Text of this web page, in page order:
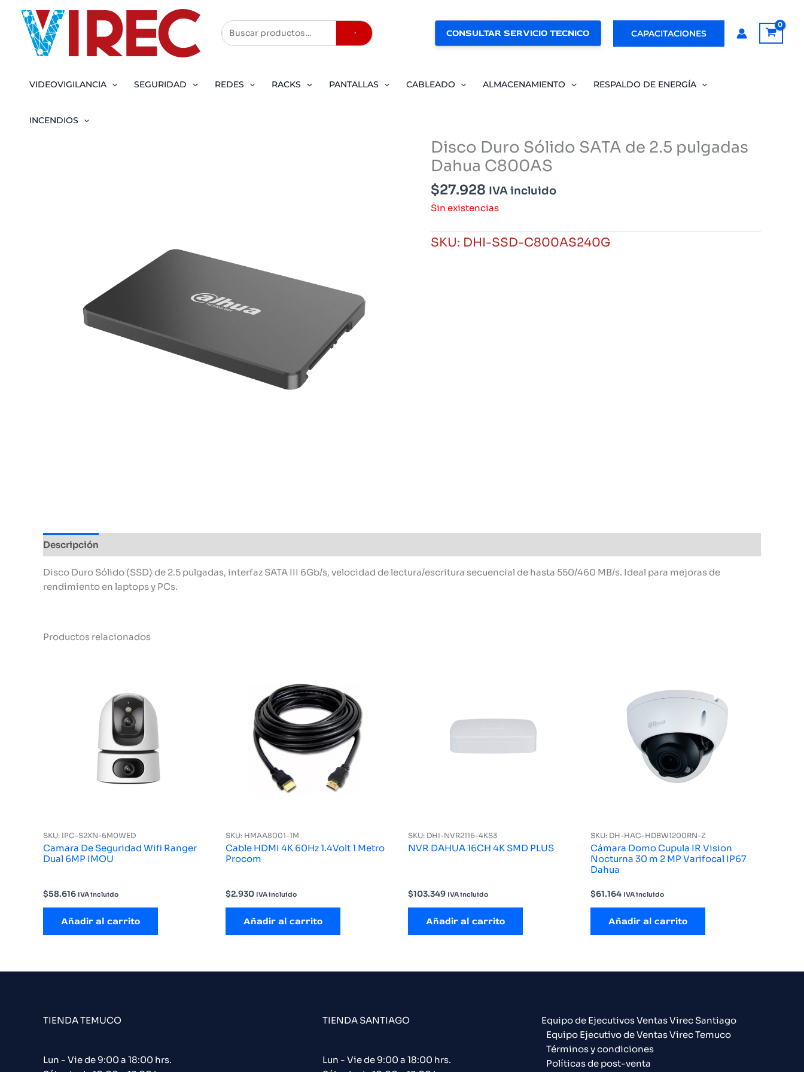
contenido
Buscar CONSULTAR SERVICIO TECNICO CAPACITACIONES
VIDEOVIGILANCIA SEGURIDAD REDES RACKS PANTALLAS CABLEADO ALMACENAMIENTO RESPALDO DE ENERGÍA
INCENDIOS
Disco Duro Sólido SATA de 2.5 pulgadas
Dahua C800AS
$27.928 IVA incluido
Sin existencias
SKU: DHI-SSD-C800AS240G
Descripción
Disco Duro Sólido (SSD) de 2.5 pulgadas, interfaz SATA III 6Gb/s, velocidad de lectura/escritura secuencial de hasta 550/460 MB/s. Ideal para mejoras de
rendimiento en laptops y PCs.
Productos relacionados
SKU: IPC-S2XN-6M0WED
Camara De Seguridad Wifi Ranger
Dual 6MP IMOU
$58.616 IVA incluido
Añadir al carrito
SKU: HMAA8001-1M
Cable HDMI 4K 60Hz 1.4Volt 1 Metro
Procom
$2.930 IVA incluido
Añadir al carrito
SKU: DHI-NVR2116-4KS3
NVR DAHUA 16CH 4K SMD PLUS
$103.349 IVA incluido
Añadir al carrito
SKU: DH-HAC-HDBW1200RN-Z
Cámara Domo Cupula IR Vision
Nocturna 30 m 2 MP Varifocal IP67
Dahua
$61.164 IVA incluido
Añadir al carrito
TIENDA TEMUCO
Lun - Vie de 9:00 a 18:00 hrs.
TIENDA SANTIAGO
Lun - Vie de 9:00 a 18:00 hrs.
Equipo de Ejecutivos Ventas Virec Santiago
Equipo Ejecutivo de Ventas Virec Temuco
Términos y condiciones
Políticas de post-venta